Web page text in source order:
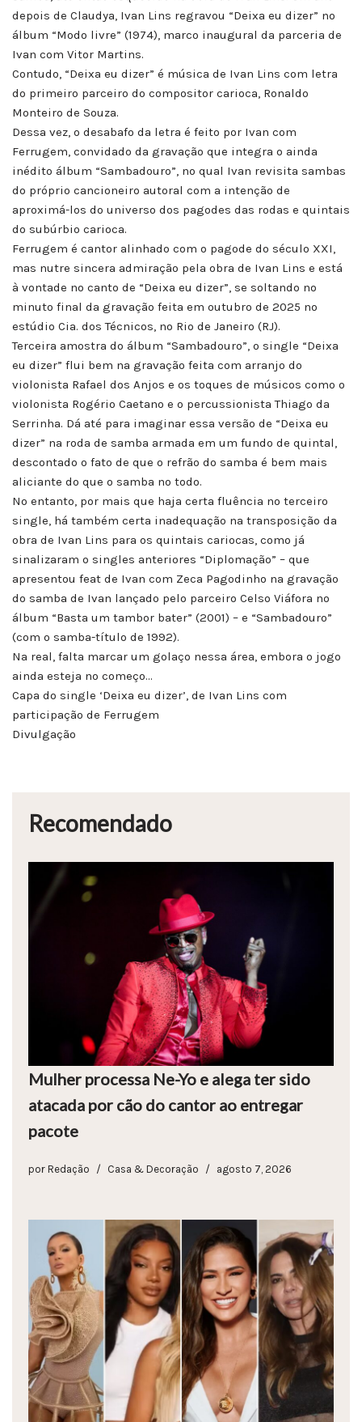
depois de Claudya, Ivan Lins regravou “Deixa eu dizer” no
álbum “Modo livre” (1974), marco inaugural da parceria de
Ivan com Vitor Martins.
Contudo, “Deixa eu dizer” é música de Ivan Lins com letra
do primeiro parceiro do compositor carioca, Ronaldo
Monteiro de Souza.
Dessa vez, o desabafo da letra é feito por Ivan com
Ferrugem, convidado da gravação que integra o ainda
inédito álbum “Sambadouro”, no qual Ivan revisita sambas
do próprio cancioneiro autoral com a intenção de
aproximá-los do universo dos pagodes das rodas e quintais
do subúrbio carioca.
Ferrugem é cantor alinhado com o pagode do século XXI,
mas nutre sincera admiração pela obra de Ivan Lins e está
à vontade no canto de “Deixa eu dizer”, se soltando no
minuto final da gravação feita em outubro de 2025 no
estúdio Cia. dos Técnicos, no Rio de Janeiro (RJ).
Terceira amostra do álbum “Sambadouro”, o single “Deixa
eu dizer” flui bem na gravação feita com arranjo do
violonista Rafael dos Anjos e os toques de músicos como o
violonista Rogério Caetano e o percussionista Thiago da
Serrinha. Dá até para imaginar essa versão de “Deixa eu
dizer” na roda de samba armada em um fundo de quintal,
descontado o fato de que o refrão do samba é bem mais
aliciante do que o samba no todo.
No entanto, por mais que haja certa fluência no terceiro
single, há também certa inadequação na transposição da
obra de Ivan Lins para os quintais cariocas, como já
sinalizaram o singles anteriores “Diplomação” – que
apresentou feat de Ivan com Zeca Pagodinho na gravação
do samba de Ivan lançado pelo parceiro Celso Viáfora no
álbum “Basta um tambor bater” (2001) – e “Sambadouro”
(com o samba-título de 1992).
Na real, falta marcar um golaço nessa área, embora o jogo
ainda esteja no começo…
Capa do single ‘Deixa eu dizer’, de Ivan Lins com
participação de Ferrugem
Divulgação
Recomendado
Mulher processa Ne-Yo e alega ter sido
atacada por cão do cantor ao entregar
pacote
por Redação Casa & Decoração agosto 7, 2026